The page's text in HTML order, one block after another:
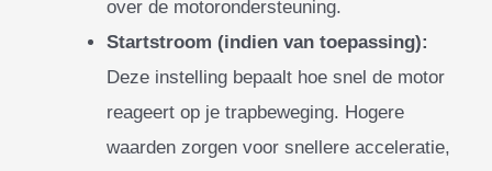
over de motorondersteuning.
Startstroom (indien van toepassing):
Deze instelling bepaalt hoe snel de motor
reageert op je trapbeweging. Hogere
waarden zorgen voor snellere acceleratie,